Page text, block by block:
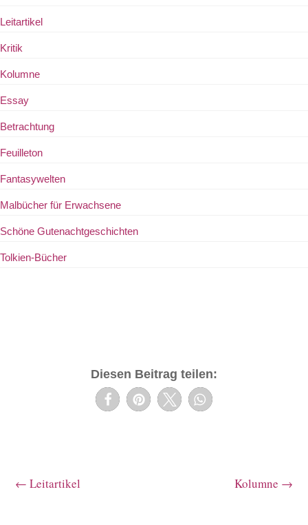
Leitartikel
Kritik
Kolumne
Essay
Betrachtung
Feuilleton
Fantasywelten
Malbücher für Erwachsene
Schöne Gutenachtgeschichten
Tolkien-Bücher
Diesen Beitrag teilen:
←Leitartikel Kolumne →